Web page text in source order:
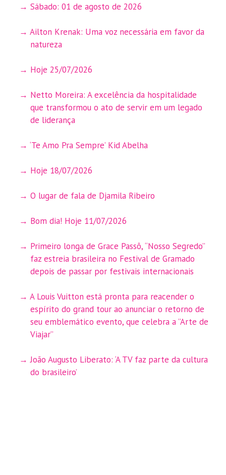
Sábado: 01 de agosto de 2026
Ailton Krenak: Uma voz necessária em favor da
natureza
Hoje 25/07/2026
Netto Moreira: A excelência da hospitalidade
que transformou o ato de servir em um legado
de liderança
‘Te Amo Pra Sempre’ Kid Abelha
Hoje 18/07/2026
O lugar de fala de Djamila Ribeiro
Bom dia! Hoje 11/07/2026
Primeiro longa de Grace Passô, “Nosso Segredo”
faz estreia brasileira no Festival de Gramado
depois de passar por festivais internacionais
A Louis Vuitton está pronta para reacender o
espírito do grand tour ao anunciar o retorno de
seu emblemático evento, que celebra a ”Arte de
Viajar”
João Augusto Liberato: ‘A TV faz parte da cultura
do brasileiro’